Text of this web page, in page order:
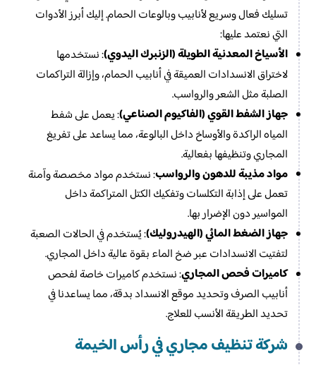
تسليك فعال وسريع لأنابيب وبالوعات الحمام. إليك أبرز الأدوات
التي نعتمد عليها:
الأسياخ المعدنية الطويلة (الزنبرك اليدوي): نستخدمها
لاختراق الانسدادات العميقة في أنابيب الحمام، وإزالة التراكمات
الصلبة مثل الشعر والرواسب.
جهاز الشفط القوي (الفاكيوم الصناعي): يعمل على شفط
المياه الراكدة والأوساخ داخل البالوعة، مما يساعد على تفريغ
المجاري وتنظيفها بفعالية.
مواد مذيبة للدهون والرواسب: نستخدم مواد مخصصة وآمنة
تعمل على إذابة التكلسات وتفكيك الكتل المتراكمة داخل
المواسير دون الإضرار بها.
جهاز الضغط المائي (الهيدروليك): يُستخدم في الحالات الصعبة
لتفتيت الانسدادات عبر ضخ الماء بقوة عالية داخل المجاري.
كاميرات فحص المجاري: نستخدم كاميرات خاصة لفحص
أنابيب الصرف وتحديد موقع الانسداد بدقة، مما يساعدنا في
تحديد الطريقة الأنسب للعلاج.
شركة تنظيف مجاري في رأس الخيمة